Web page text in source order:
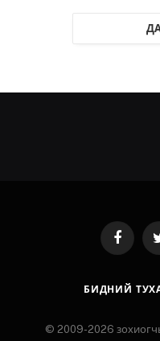
БИДНИЙ
© 2009-2026